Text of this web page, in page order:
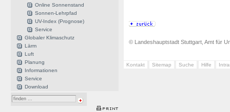
Online Sonnenstand
Sonnen-Lehrpfad
UV-Index (Prognose)
Service
Globaler Klimaschutz
Lärm
Luft
Planung
Informationen
Service
Download
© Landeshauptstadt Stuttgart, Amt für
Kontakt Sitemap Suche Hilfe